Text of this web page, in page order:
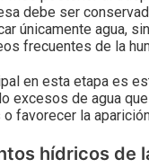
debe ser
únicamente agua,
frecuentes de la
en esta etapa es
excesos de agua
favorecer la
hídricos de